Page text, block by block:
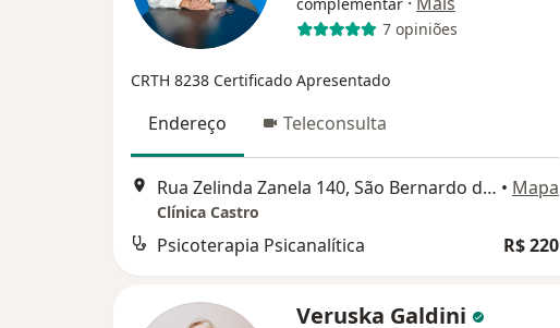
7 opiniões
CRTH 8238 Certificado Apresentado
Endereço Teleconsulta
Rua Zelinda Zanela 140, São Bernardo do Campo • Mapa
Clínica Castro
Psicoterapia Psicanalítica R$ 220
Veruska Galdini